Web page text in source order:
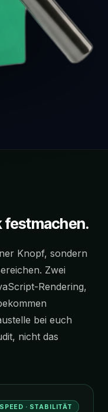
festmachen.
Knopf, sondern
Zwei
Rendering,
bei euch
nicht das
SPEED · STABILITÄT